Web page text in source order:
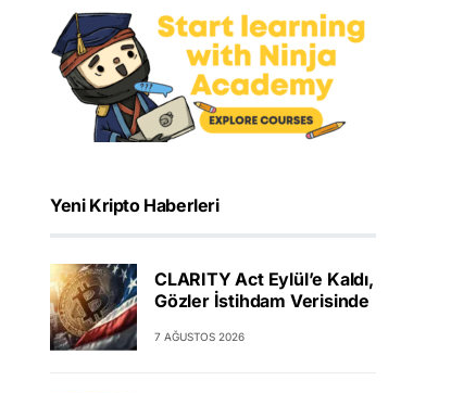
Yeni Kripto Haberleri
CLARITY Act Eylül’e Kaldı,
Gözler İstihdam Verisinde
7 AĞUSTOS 2026